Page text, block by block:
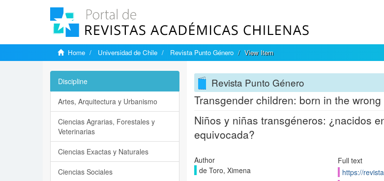
Home Universidad de Chile Revista Punto Género View Item
Revista Punto Género
Transgender children: born in the
Niños y niñas transgéneros: ¿nacidos
equivocada?
Author
de Toro, Ximena
Full text
https://
Discipline
Artes, Arquitectura y Urbanismo
Ciencias Agrarias, Forestales y
Veterinarias
Ciencias Exactas y Naturales
Ciencias Sociales